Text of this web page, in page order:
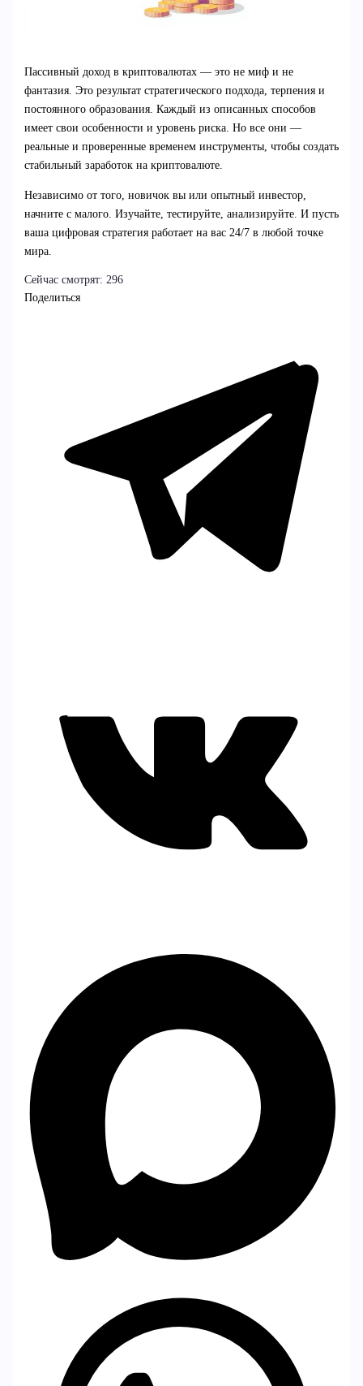
Пассивный доход в криптовалютах — это не миф и не
фантазия. Это результат стратегического подхода, терпения и
постоянного образования. Каждый из описанных способов
имеет свои особенности и уровень риска. Но все они —
реальные и проверенные временем инструменты, чтобы создать
стабильный заработок на криптовалюте.
Независимо от того, новичок вы или опытный инвестор,
начните с малого. Изучайте, тестируйте, анализируйте. И пусть
ваша цифровая стратегия работает на вас 24/7 в любой точке
мира.
Сейчас смотрят: 296
Поделиться